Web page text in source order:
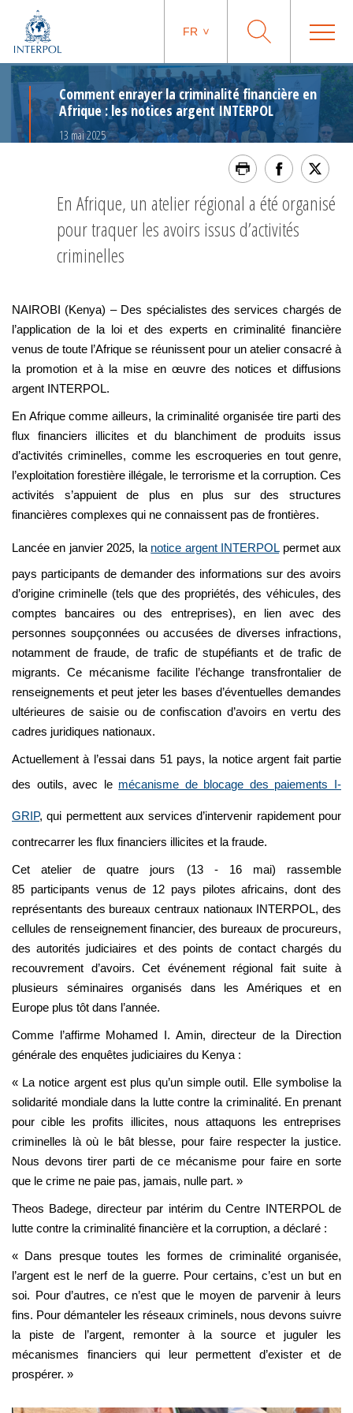
FR
Comment enrayer la criminalité financière en
Afrique : les notices argent INTERPOL
13 mai 2025
En Afrique, un atelier régional a été organisé
pour traquer les avoirs issus d’activités
criminelles
NAIROBI (Kenya) – Des spécialistes des services chargés de
l’application de la loi et des experts en criminalité financière
venus de toute l’Afrique se réunissent pour un atelier consacré à
la promotion et à la mise en œuvre des notices et diffusions
argent INTERPOL.
En Afrique comme ailleurs, la criminalité organisée tire parti des
flux financiers illicites et du blanchiment de produits issus
d’activités criminelles, comme les escroqueries en tout genre,
l’exploitation forestière illégale, le terrorisme et la corruption. Ces
activités s’appuient de plus en plus sur des structures
financières complexes qui ne connaissent pas de frontières.
Lancée en janvier 2025, la notice argent INTERPOLpermet aux
pays participants de demander des informations sur des avoirs
d’origine criminelle (tels que des propriétés, des véhicules, des
comptes bancaires ou des entreprises), en lien avec des
personnes soupçonnées ou accusées de diverses infractions,
notamment de fraude, de trafic de stupéfiants et de trafic de
migrants. Ce mécanisme facilite l’échange transfrontalier de
renseignements et peut jeter les bases d’éventuelles demandes
ultérieures de saisie ou de confiscation d’avoirs en vertu des
cadres juridiques nationaux.
Actuellement à l’essai dans 51 pays, la notice argent fait partie
des outils, avec le mécanisme de blocage des paiements I-
GRIP, qui permettent aux services d’intervenir rapidement pour
contrecarrer les flux financiers illicites et la fraude.
Cet atelier de quatre jours (13 - 16 mai) rassemble
85 participants venus de 12 pays pilotes africains, dont des
représentants des bureaux centraux nationaux INTERPOL, des
cellules de renseignement financier, des bureaux de procureurs,
des autorités judiciaires et des points de contact chargés du
recouvrement d’avoirs. Cet événement régional fait suite à
plusieurs séminaires organisés dans les Amériques et en
Europe plus tôt dans l’année.
Comme l’affirme Mohamed I. Amin, directeur de la Direction
générale des enquêtes judiciaires du Kenya :
« La notice argent est plus qu’un simple outil. Elle symbolise la
solidarité mondiale dans la lutte contre la criminalité. En prenant
pour cible les profits illicites, nous attaquons les entreprises
criminelles là où le bât blesse, pour faire respecter la justice.
Nous devons tirer parti de ce mécanisme pour faire en sorte
que le crime ne paie pas, jamais, nulle part. »
Theos Badege, directeur par intérim du Centre INTERPOL de
lutte contre la criminalité financière et la corruption, a déclaré :
« Dans presque toutes les formes de criminalité organisée,
l’argent est le nerf de la guerre. Pour certains, c’est un but en
soi. Pour d’autres, ce n’est que le moyen de parvenir à leurs
fins. Pour démanteler les réseaux criminels, nous devons suivre
la piste de l’argent, remonter à la source et juguler les
mécanismes financiers qui leur permettent d’exister et de
prospérer. »